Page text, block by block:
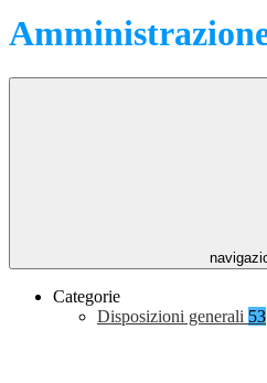
Categorie
Disposizioni generali 53